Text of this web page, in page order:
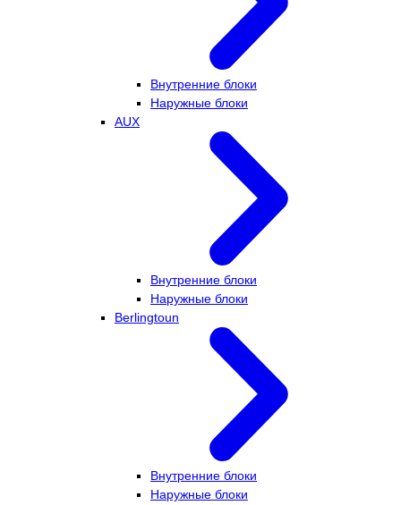
Внутренние блоки
Наружные блоки
AUX
Внутренние блоки
Наружные блоки
Berlingtoun
Внутренние блоки
Наружные блоки